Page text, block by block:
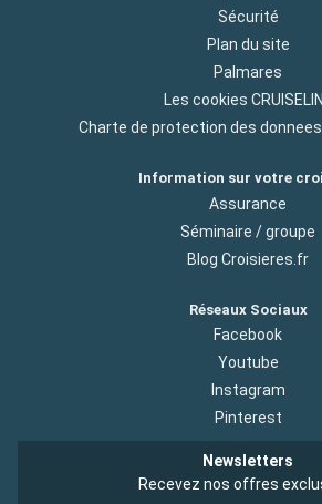
Sécurité
Plan du site
Palmares
Les cookies
Charte de protection des
Information sur votre
Assurance
Séminaire / groupe
Blog Croisieres.fr
Réseaux Sociaux
Facebook
Youtube
Instagram
Pinterest
Newsletters
Recevez nos offres